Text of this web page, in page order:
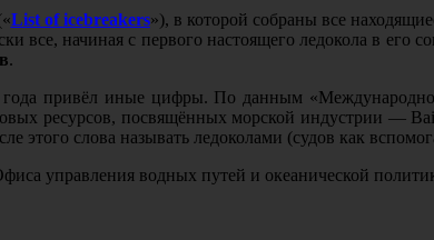
List of icebreakers»), в которой собраны все
все, начиная с первого настоящего ледокола в
.
года привёл иные цифры. По данным
ресурсов, посвящённых морской индустрии —
этого слова называть ледоколами (судов как
управления водных путей и океанической